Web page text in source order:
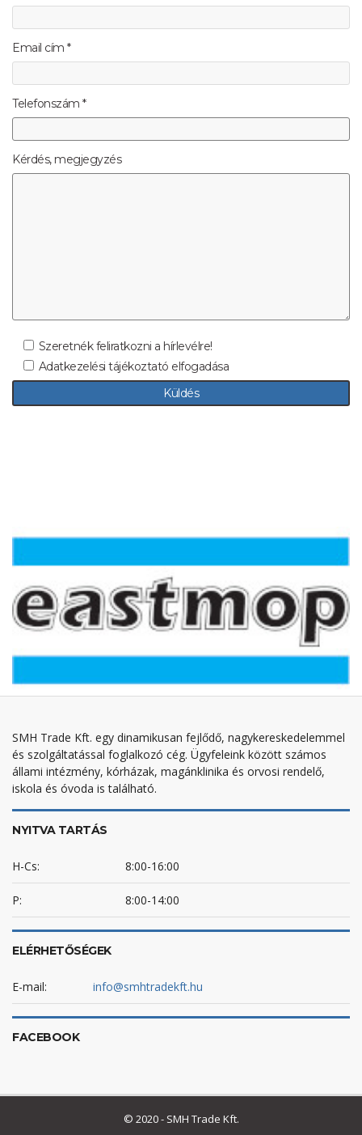
Email cím *
Telefonszám *
Kérdés, megjegyzés
Szeretnék feliratkozni a hírlevélre!
Adatkezelési tájékoztató elfogadása
SMH Trade Kft. egy dinamikusan fejlődő, nagykereskedelemmel
és szolgáltatással foglalkozó cég. Ügyfeleink között számos
állami intézmény, kórházak, magánklinika és orvosi rendelő,
iskola és óvoda is található.
NYITVA TARTÁS
H-Cs: 8:00-16:00
P: 8:00-14:00
ELÉRHETŐSÉGEK
E-mail: info@smhtradekft.hu
FACEBOOK
© 2020 - SMH Trade Kft.